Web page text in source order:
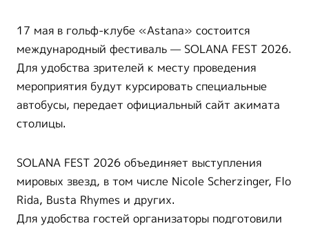
17 мая в гольф-клубе «Astana» состоится
международный фестиваль — SOLANA FEST 2026.
Для удобства зрителей к месту проведения
мероприятия будут курсировать специальные
автобусы, передает официальный сайт акимата
столицы.
SOLANA FEST 2026 объединяет выступления
мировых звезд, в том числе Nicole Scherzinger, Flo
Rida, Busta Rhymes и других.
Для удобства гостей организаторы подготовили